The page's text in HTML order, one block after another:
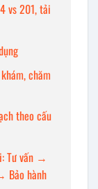
vs 201, tải
chăm
theo cấu
Tư vấn →
hành